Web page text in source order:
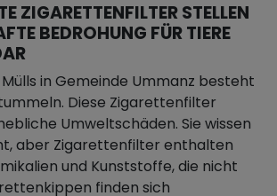
ZIGARETTENFILTER STELLEN
BEDROHUNG FÜR TIERE
in Gemeinde Ummanz besteht
Diese Zigarettenfilter
Umweltschäden. Sie wissen
aber Zigarettenfilter enthalten
und Kunststoffe, die nicht
finden sich